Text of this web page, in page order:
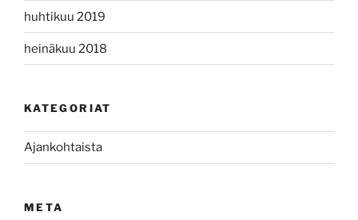
huhtikuu 2019
heinäkuu 2018
KATEGORIAT
Ajankohtaista
META